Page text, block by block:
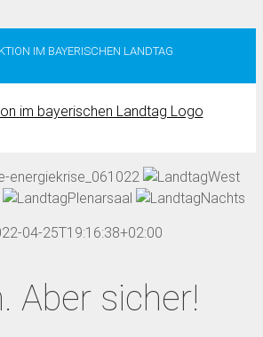
IM BAYERISCHEN LANDTAG
04-25T19:16:38+02:00
Aber sicher!